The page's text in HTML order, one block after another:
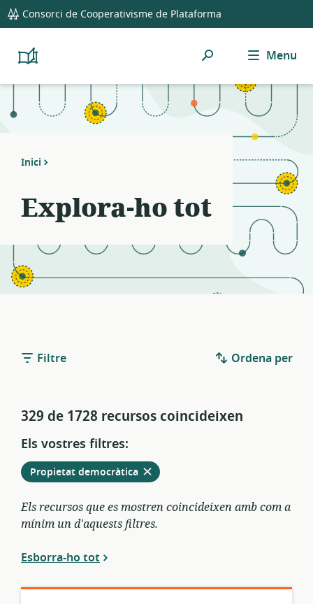
global
navigation
Consorci de Cooperativisme de Plataforma
Platform
Resource
Cerca Menu
Inici
Explora-ho tot
Filtre Ordena per
329 de 1728 recursos coincideixen
Els vostres filtres:
Elimina
Propietat democràticadels
filtres
actuals
Els recursos que es mostren coincideixen amb com a
mínim un d'aquests filtres.
Esborra-ho tot
Notifications
21
filters
Resource